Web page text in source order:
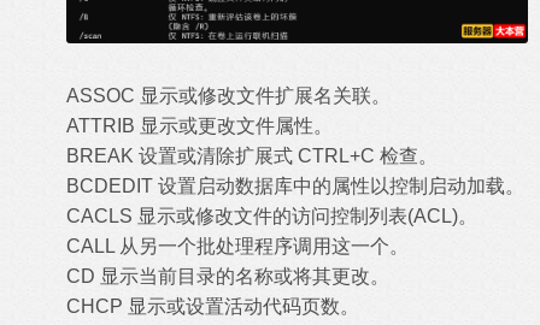
ASSOC 显示或修改文件扩展名关联。
ATTRIB 显示或更改文件属性。
BREAK 设置或清除扩展式 CTRL+C 检查。
BCDEDIT 设置启动数据库中的属性以控制启动加载。
CACLS 显示或修改文件的访问控制列表(ACL)。
CALL 从另一个批处理程序调用这一个。
CD 显示当前目录的名称或将其更改。
CHCP 显示或设置活动代码页数。